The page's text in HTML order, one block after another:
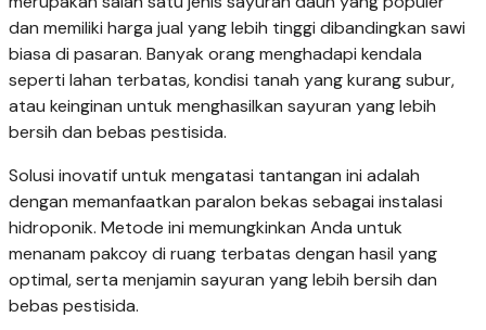
dan memiliki harga jual yang lebih tinggi dibandingkan sawi
biasa di pasaran. Banyak orang menghadapi kendala
seperti lahan terbatas, kondisi tanah yang kurang subur,
atau keinginan untuk menghasilkan sayuran yang lebih
bersih dan bebas pestisida.
Solusi inovatif untuk mengatasi tantangan ini adalah
dengan memanfaatkan paralon bekas sebagai instalasi
hidroponik. Metode ini memungkinkan Anda untuk
menanam pakcoy di ruang terbatas dengan hasil yang
optimal, serta menjamin sayuran yang lebih bersih dan
bebas pestisida.